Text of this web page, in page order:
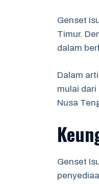
Genset
Timur.
dalam
Dalam
mulai
Nusa
Genset